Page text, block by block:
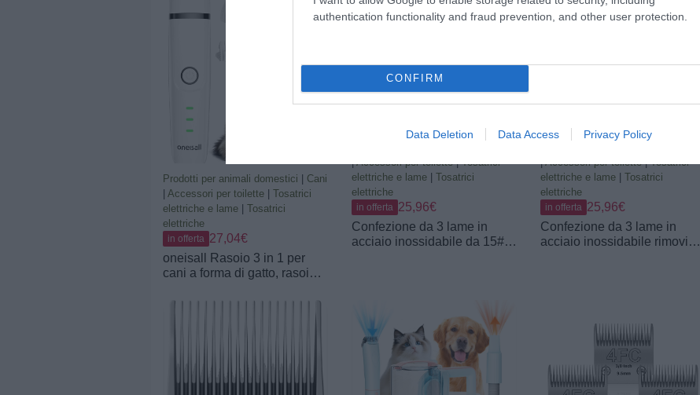
authentication functionality and fraud prevention, and other user protection.
CONFIRM
Data Deletion Data Access Privacy Policy
Prodotti per animali domestici | Cani
| Accessori per toilette | Tosatrici
elettriche e lame | Tosatrici
elettriche
in offerta 27,04€
oneisall Rasoio 3 in 1 per
cani a forma di gatto, rasoio
per zampe, glutei, annodato,
|Accessori per toilette |Tosatrici
elettriche e lame | Tosatrici
elettriche
in offerta 25,96€
Confezione da 3 lame in
acciaio inossidabile da 15#
lunghezza di taglio da 3/64
pollici e 1,2 mm
|Accessori per toilette |Tosatrici
elettriche e lame | Tosatrici
elettriche
in offerta 25,96€
Confezione da 3 lame in
acciaio inossidabile rimovibili